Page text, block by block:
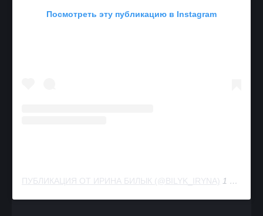
Посмотреть эту публикацию в Instagram
ПУБЛИКАЦИЯ ОТ ИРИНА БИЛЫК (@BILYK_IRYNA) 1 АПР 2020 В 10:07 PDT